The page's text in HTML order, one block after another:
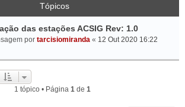
Tópicos
das estações ACSIG Rev: 1.0
por tarcisiomiranda « 12 Out 2020 16:22
1 tópico • Página 1de 1